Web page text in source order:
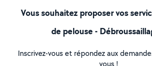
Vous souhaitez proposer vos
de pelouse -
Inscrivez-vous et répondez aux
vous !